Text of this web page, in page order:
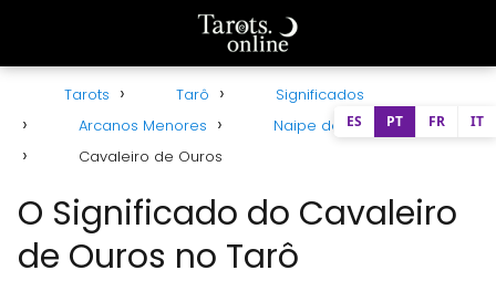
Tarots Tarô
Significados
Arcanos Menores
Naipe de Ouros
Cavaleiro de Ouros
O Significado do Cavaleiro
de Ouros no Tarô
ES PT FR IT